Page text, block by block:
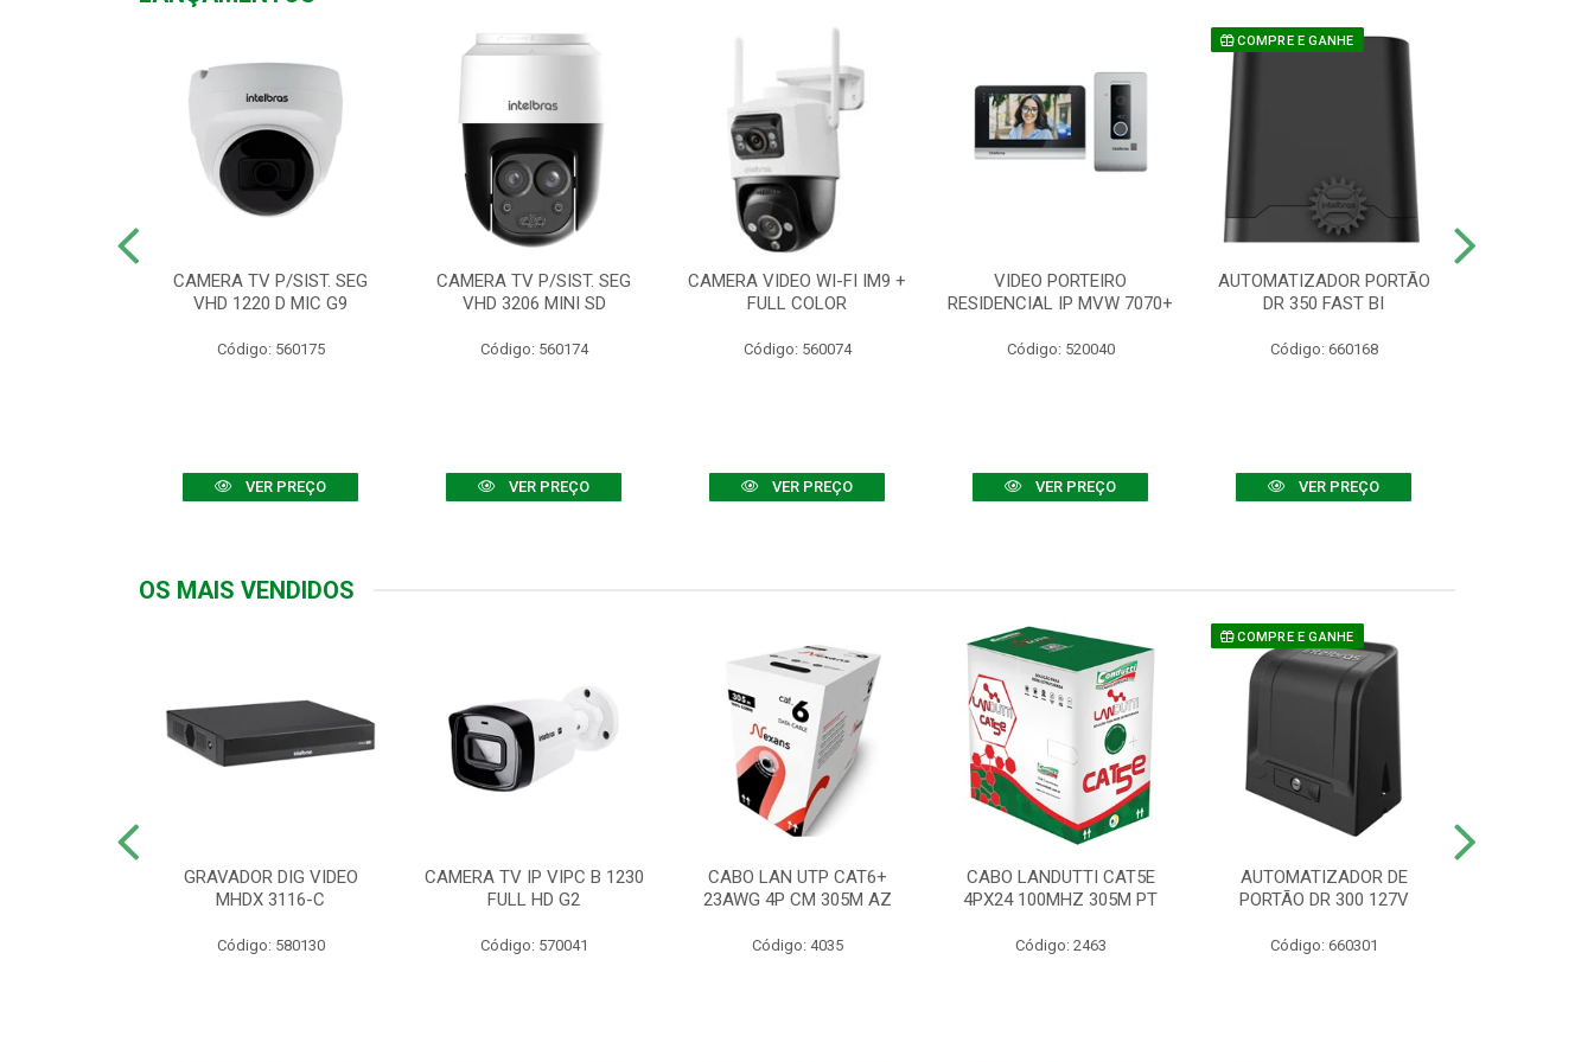
CAMERA TV P/SIST. SEG
VHD 1220 D MIC G9
Código: 560175
VER PREÇO
CAMERA TV P/SIST. SEG
VHD 3206 MINI SD
Código: 560174
VER PREÇO
CAMERA VIDEO WI-FI IM9 +
FULL COLOR
Código: 560074
VER PREÇO
VIDEO PORTEIRO
RESIDENCIAL IP MVW 7070+
Código: 520040
VER PREÇO
COMPRE E GANHE
AUTOMATIZADOR PORTÃO
DR 350 FAST BI
Código: 660168
VER PREÇO
OS MAIS VENDIDOS
GRAVADOR DIG VIDEO
MHDX 3116-C
Código: 580130
CAMERA TV IP VIPC B 1230
FULL HD G2
Código: 570041
CABO LAN UTP CAT6+
23AWG 4P CM 305M AZ
Código: 4035
CABO LANDUTTI CAT5E
4PX24 100MHZ 305M PT
Código: 2463
COMPRE E GANHE
AUTOMATIZADOR DE
PORTÃO DR 300 127V
Código: 660301